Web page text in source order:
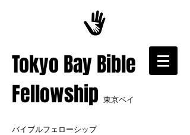
​Tokyo Bay Bible
Fellowship 東京ベイ
バイブルフェローシップ